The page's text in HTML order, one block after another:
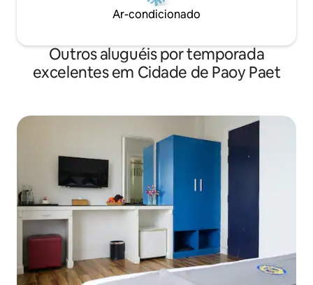
Ar-condicionado
Outros aluguéis por temporada
excelentes em Cidade de Paoy Paet